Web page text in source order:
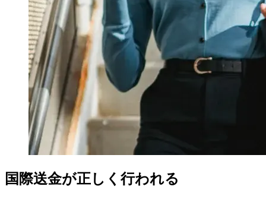
国際送金が正しく行われる